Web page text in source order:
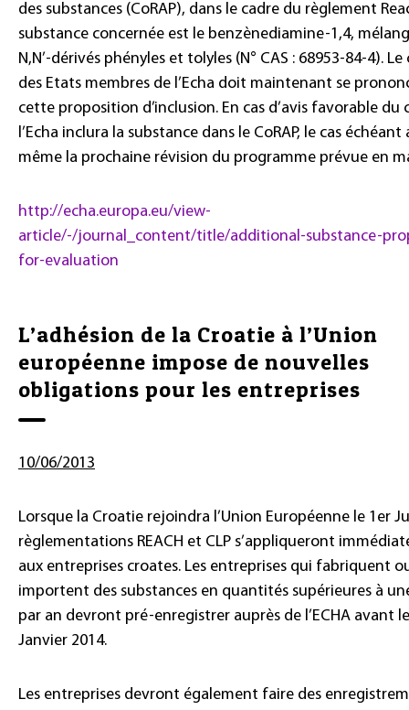
des substances (CoRAP), dans le cadre du règlement
substance concernée est le benzènediamine-1,4,
N,N’-dérivés phényles et tolyles (N° CAS : 68953-84-4).
des Etats membres de l’Echa doit maintenant se
cette proposition d’inclusion. En cas d’avis favorable du
l’Echa inclura la substance dans le CoRAP, le cas
même la prochaine révision du programme prévue en
http://echa.europa.eu/view-
article/-/journal_content/title/additional-substance-
for-evaluation
L’adhésion de la Croatie à l’Union
européenne impose de nouvelles
obligations pour les entreprises
10/06/2013
Lorsque la Croatie rejoindra l’Union Européenne le 1er
règlementations REACH et CLP s’appliqueront
aux entreprises croates. Les entreprises qui fabriquent
importent des substances en quantités supérieures à
par an devront pré-enregistrer auprès de l’ECHA avant
Janvier 2014.
Les entreprises devront également faire des